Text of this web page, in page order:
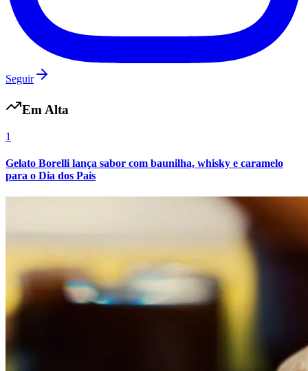
Cruzeiro
Seguir
Em Alta
1
Gelato Borelli lança sabor com baunilha, whisky e caramelo
para o Dia dos Pais